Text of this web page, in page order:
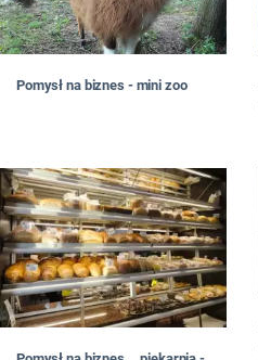
Pomysł na biznes - mini zoo